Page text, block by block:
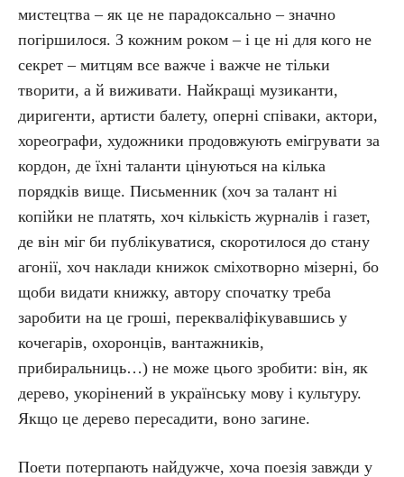
мистецтва – як це не парадоксально – значно
погіршилося. З кожним роком – і це ні для кого не
секрет – митцям все важче і важче не тільки
творити, а й виживати. Найкращі музиканти,
диригенти, артисти балету, оперні співаки, актори,
хореографи, художники продовжують емігрувати за
кордон, де їхні таланти цінуються на кілька
порядків вище. Письменник (хоч за талант ні
копійки не платять, хоч кількість журналів і газет,
де він міг би публікуватися, скоротилося до стану
агонії, хоч наклади книжок сміхотворно мізерні, бо
щоби видати книжку, автору спочатку треба
заробити на це гроші, перекваліфікувавшись у
кочегарів, охоронців, вантажників,
прибиральниць…) не може цього зробити: він, як
дерево, укорінений в українську мову і культуру.
Якщо це дерево пересадити, воно загине.
Поети потерпають найдужче, хоча поезія завжди у